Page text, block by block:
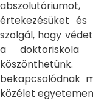
értekezésüket
szolgál, hogy
a doktoriskola
bekapcsolódnak
közélet